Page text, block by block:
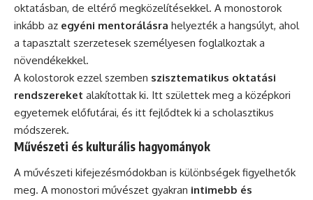
oktatásban, de eltérő megközelítésekkel. A monostorok
inkább az egyéni mentorálásra helyezték a hangsúlyt, ahol
a tapasztalt szerzetesek személyesen foglalkoztak a
növendékekkel.
A kolostorok ezzel szemben szisztematikus oktatási
rendszereket alakítottak ki. Itt születtek meg a középkori
egyetemek előfutárai, és itt fejlődtek ki a scholasztikus
módszerek.
Művészeti és kulturális hagyományok
A művészeti kifejezésmódokban is különbségek figyelhetők
meg. A monostori művészet gyakran intimebb és